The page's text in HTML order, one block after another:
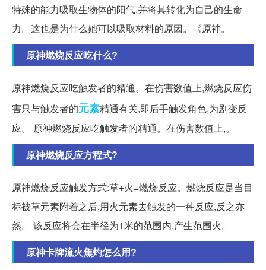
特殊的能力吸取生物体的阳气,并将其转化为自己的生命
力。这也是为什么她可以吸取材料的原因。《原神。
原神燃烧反应吃什么?
原神燃烧反应吃触发者的精通。在伤害数值上,燃烧反应伤
害只与触发者的元素精通有关,即后手触发角色,为剧变反
应。 原神燃烧反应吃触发者的精通。在伤害数值上,。
原神燃烧反应方程式?
原神燃烧反应触发方式:草+火=燃烧反应。燃烧反应是当目
标被草元素附着之后,用火元素去触发的一种反应,反之亦
然。 该反应将会在半径为1米的范围内,产生范围火。
原神卡牌流火焦灼怎么用?